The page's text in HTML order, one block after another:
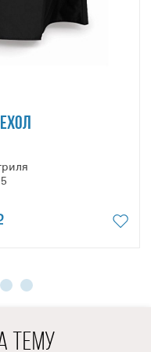
мы с вами все
инновационной
алюминия и оснащён
из нержавеющей
набор и
срабатывает в
при каждом
ТЕМУ